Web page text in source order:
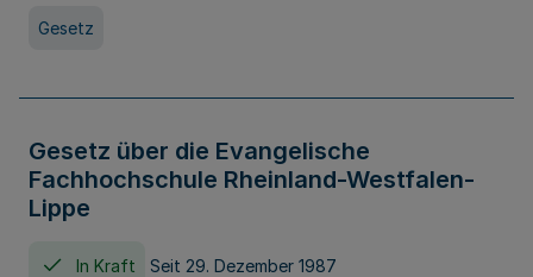
Gesetz
Gesetz über die Evangelische
Fachhochschule Rheinland-Westfalen-
Lippe
In Kraft Seit 29. Dezember 1987